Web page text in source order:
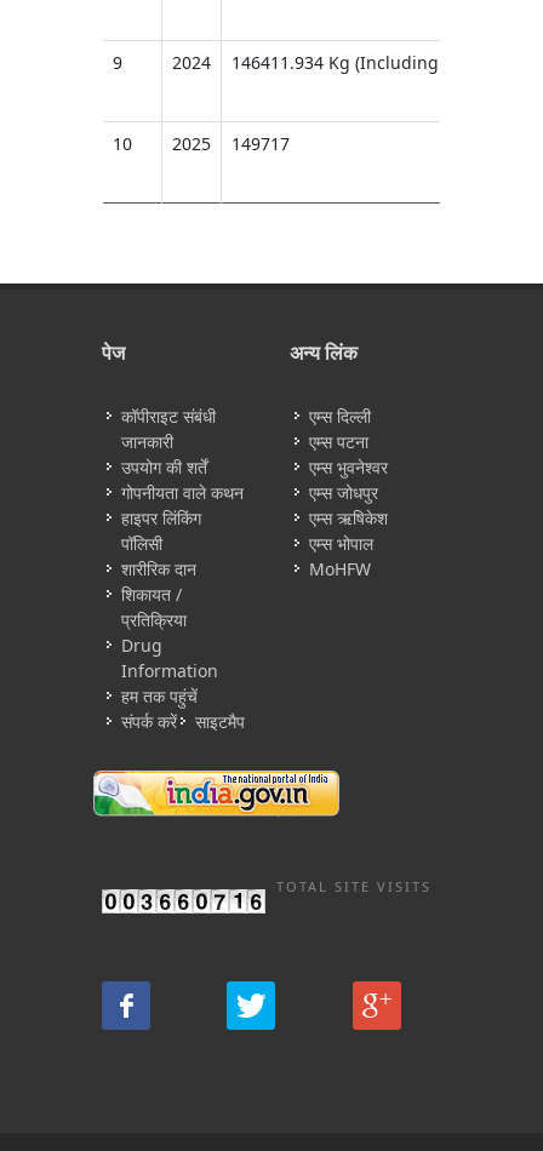
9 2024 146411.934 Kg (Including cytotoxic
10 2025 149717
पेज
कॉपीराइट संबंधी
जानकारी
उपयोग की शर्तें
गोपनीयता वाले कथन
हाइपर लिंकिंग
पॉलिसी
शारीरिक दान
शिकायत /
प्रतिक्रिया
Drug
Information
हम तक पहुंचें
संपर्क करें
साइटमैप
अन्य लिंक
एम्स दिल्ली
एम्स पटना
एम्स भुवनेश्वर
एम्स जोधपुर
एम्स ऋषिकेश
एम्स भोपाल
MoHFW
TOTAL SITE VISITS